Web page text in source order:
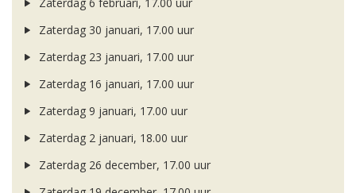
Zaterdag 6 februari, 17.00 uur
Zaterdag 30 januari, 17.00 uur
Zaterdag 23 januari, 17.00 uur
Zaterdag 16 januari, 17.00 uur
Zaterdag 9 januari, 17.00 uur
Zaterdag 2 januari, 18.00 uur
Zaterdag 26 december, 17.00 uur